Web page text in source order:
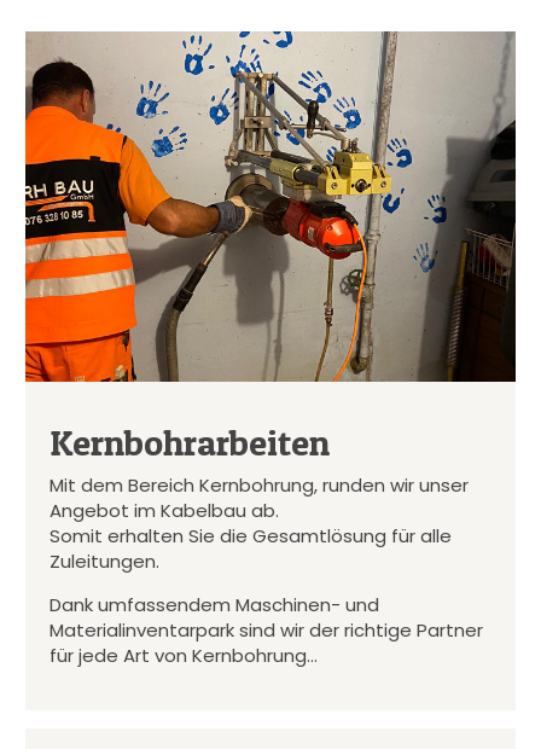
Kernbohrarbeiten
Mit dem Bereich Kernbohrung, runden wir unser
Angebot im Kabelbau ab.
Somit erhalten Sie die Gesamtlösung für alle
Zuleitungen.
Dank umfassendem Maschinen- und
Materialinventarpark sind wir der richtige Partner
für jede Art von Kernbohrung…